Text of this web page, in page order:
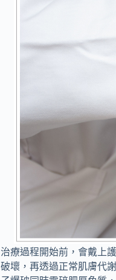
治療過程開始前，會戴上
破壞，再透過正常肌膚代